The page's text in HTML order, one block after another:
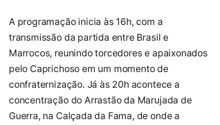
A programação inicia às 16h, com a
transmissão da partida entre Brasil e
Marrocos, reunindo torcedores e apaixonados
pelo Caprichoso em um momento de
confraternização. Já às 20h acontece a
concentração do Arrastão da Marujada de
Guerra, na Calçada da Fama, de onde a